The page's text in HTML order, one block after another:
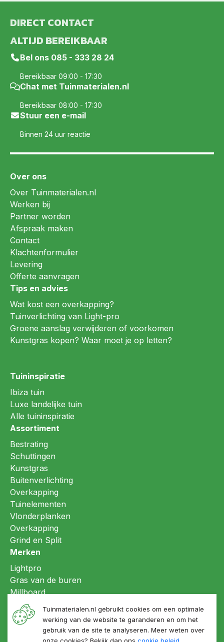
DIRECT CONTACT
ALTIJD BEREIKBAAR
Bel ons 085 - 333 28 24
Bereikbaar 09:00 - 17:30
Chat met Tuinmaterialen.nl
Bereikbaar 08:00 - 17:30
Stuur een e-mail
Binnen 24 uur reactie
Over ons
Over Tuinmaterialen.nl
Werken bij
Partner worden
Afspraak maken
Contact
Klachtenformulier
Levering
Offerte aanvragen
Tips en advies
Wat kost een overkapping?
Tuinverlichting van Light-pro
Groene aanslag verwijderen of voorkomen
Kunstgras kopen? Waar moet je op letten?
Tuininspiratie
Ibiza tuin
Luxe landelijke tuin
Alle tuininspiratie
Assortiment
Bestrating
Schuttingen
Kunstgras
Buitenverlichting
Overkapping
Tuinelementen
Vlonderplanken
Overkapping
Grind en Split
Merken
Lightpro
Gras van de buren
Millboard
Refin ceramiche
LujoGardens®
Tuinmaterialen.nl gebruikt cookies om een optimale
werking van de website te garanderen en om het
gebruik van de site te analyseren. Meer weten over